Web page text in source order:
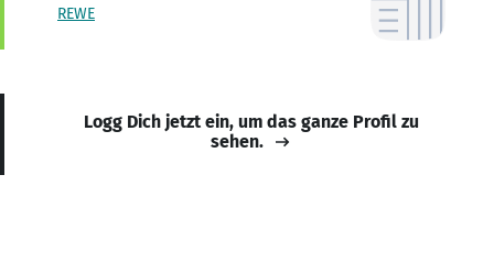
REWE
Logg Dich jetzt ein, um das ganze Profil zu
sehen.